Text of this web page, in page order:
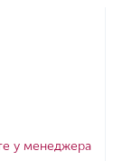
у менеджера